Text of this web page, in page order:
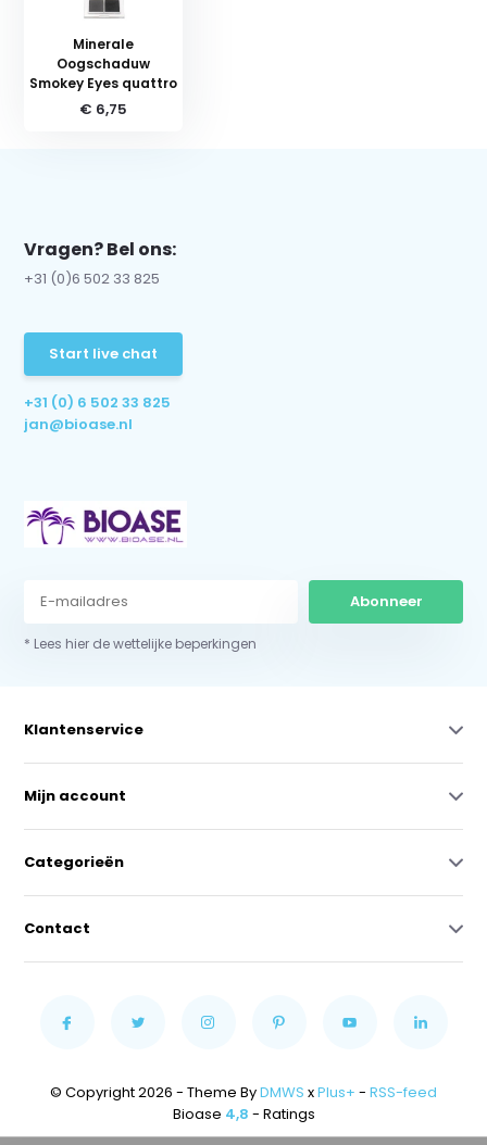
Minerale
Oogschaduw
Smokey Eyes quattro
€ 6,75
Vragen? Bel ons:
+31 (0)6 502 33 825
Start live chat
+31 (0) 6 502 33 825
jan@bioase.nl
Abonneer
* Lees hier de wettelijke beperkingen
Klantenservice
Mijn account
Categorieën
Contact
© Copyright 2026 - Theme ByDMWS xPlus+ - RSS-feed
Bioase 4,8 - Ratings